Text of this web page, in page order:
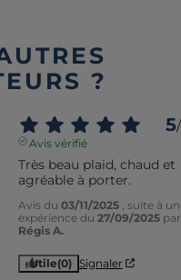
?
5/
Avis vérifié
Très beau plaid, chaud et
agréable à porter.
Avis du 03/11/2025
, suite à
expérience du 27/09/2025 par
Régis A.
Utile(0) Signaler